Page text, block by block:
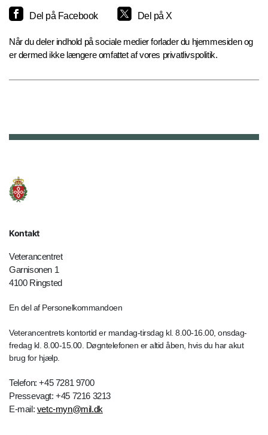
Del på Facebook Del på X
Når du deler indhold på sociale medier forlader du hjemmesiden og
er dermed ikke længere omfattet af vores privatlivspolitik.
Kontakt
Veterancentret
Garnisonen 1
4100 Ringsted
En del af Personelkommandoen
Veterancentrets kontortid er mandag-tirsdag kl. 8.00-16.00, onsdag-
fredag kl. 8.00-15.00. Døgntelefonen er altid åben, hvis du har akut
brug for hjælp.
Telefon: +45 7281 9700
Pressevagt: +45 7216 3213
E-mail: vetc-myn@mil.dk